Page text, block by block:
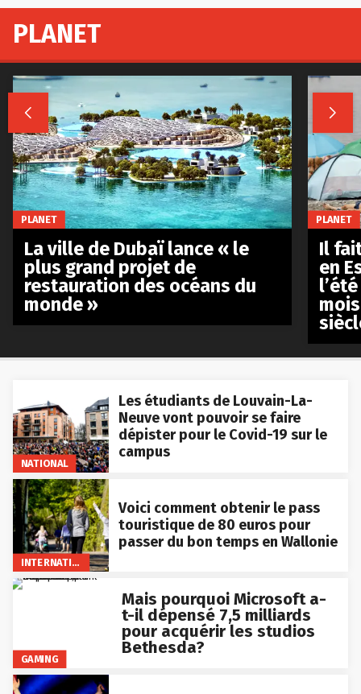
NATIONAL
Les étudiants de Louvain-La-
Neuve vont pouvoir se faire
dépister pour le Covid-19 sur le
campus
INTERNATIONAL
Voici comment obtenir le pass
touristique de 80 euros pour
passer du bon temps en Wallonie
GAMING
Mais pourquoi Microsoft a-
t-il dépensé 7,5 milliards
pour acquérir les studios
Bethesda?
PLANET
 
PLANET
La ville de Dubaï lance « le
plus grand projet de
restauration des océans du
monde »
PLANET
Il
en